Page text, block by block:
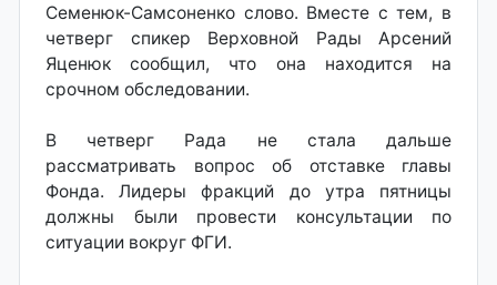
Семенюк-Самсоненко слово. Вместе с тем, в
четверг спикер Верховной Рады Арсений
Яценюк сообщил, что она находится на
срочном обследовании.
В четверг Рада не стала дальше
рассматривать вопрос об отставке главы
Фонда. Лидеры фракций до утра пятницы
должны были провести консультации по
ситуации вокруг ФГИ.